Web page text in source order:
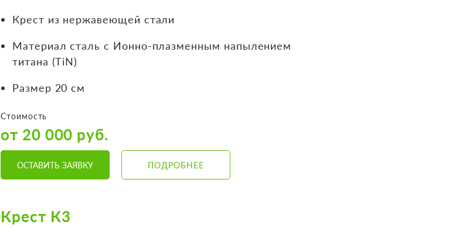
Крест из нержавеющей стали
Материал сталь с Ионно-плазменным напылением
титана (TiN)
Размер 20 см
Стоимость
от 20 000 руб.
ОСТАВИТЬ ЗАЯВКУ ПОДРОБНЕЕ
Крест К3